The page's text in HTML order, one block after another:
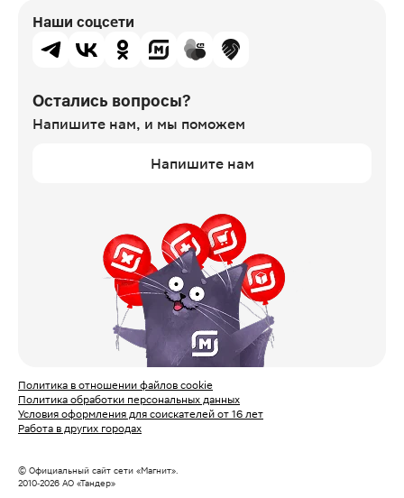
Наши соцсети
Остались вопросы?
Напишите нам, и мы поможем
Напишите нам
Политика в отношении файлов cookie
Политика обработки персональных данных
Условия оформления для соискателей от 16 лет
Работа в других городах
© Официальный сайт сети «Магнит».
2010‑2026 АО «Тандер»